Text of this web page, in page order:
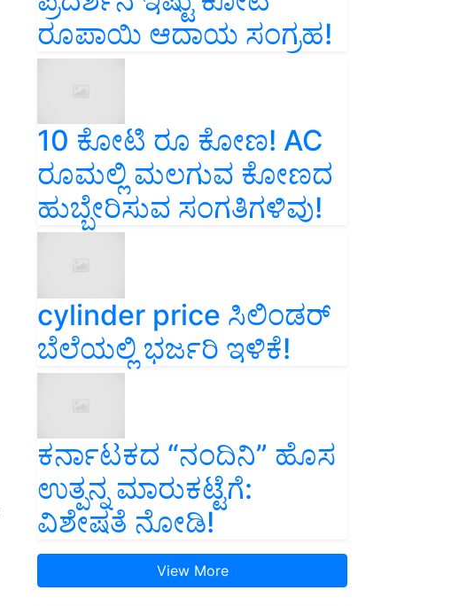
ರೂಪಾಯಿ ಆದಾಯ ಸಂಗ್ರಹ!
10 ಕೋಟಿ ರೂ ಕೋಣ! AC
ರೂಮಲ್ಲಿ ಮಲಗುವ ಕೋಣದ
ಹುಬ್ಬೇರಿಸುವ ಸಂಗತಿಗಳಿವು!
cylinder price ಸಿಲಿಂಡರ್‌
ಬೆಲೆಯಲ್ಲಿ ಭರ್ಜರಿ ಇಳಿಕೆ!
ಕರ್ನಾಟಕದ “ನಂದಿನಿ” ಹೊಸ
ಉತ್ಪನ್ನ ಮಾರುಕಟ್ಟೆಗೆ:
ವಿಶೇಷತೆ ನೋಡಿ!
View More